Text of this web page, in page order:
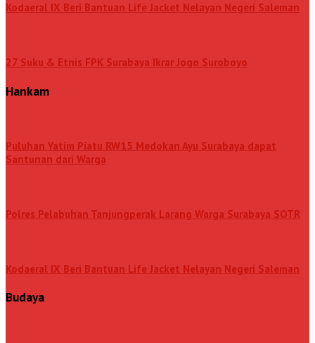
Kodaeral IX Beri Bantuan Life Jacket Nelayan Negeri Saleman
27 Suku & Etnis FPK Surabaya Ikrar Jogo Suroboyo
Hankam
Puluhan Yatim Piatu RW15 Medokan Ayu Surabaya dapat
Santunan dari Warga
Polres Pelabuhan Tanjungperak Larang Warga Surabaya SOTR
Kodaeral IX Beri Bantuan Life Jacket Nelayan Negeri Saleman
Budaya